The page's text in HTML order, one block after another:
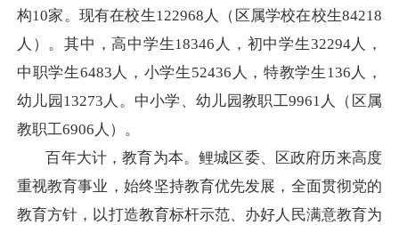
构10家。现有在校生122968人（区属学校在校生84218
人）。其中，高中学生18346人，初中学生32294人，
中职学生6483人，小学生52436人，特教学生136人，
幼儿园13273人。中小学、幼儿园教职工9961人（区属
教职工6906人）。
百年大计，教育为本。鲤城区委、区政府历来高度
重视教育事业，始终坚持教育优先发展，全面贯彻党的
教育方针，以打造教育标杆示范、办好人民满意教育为